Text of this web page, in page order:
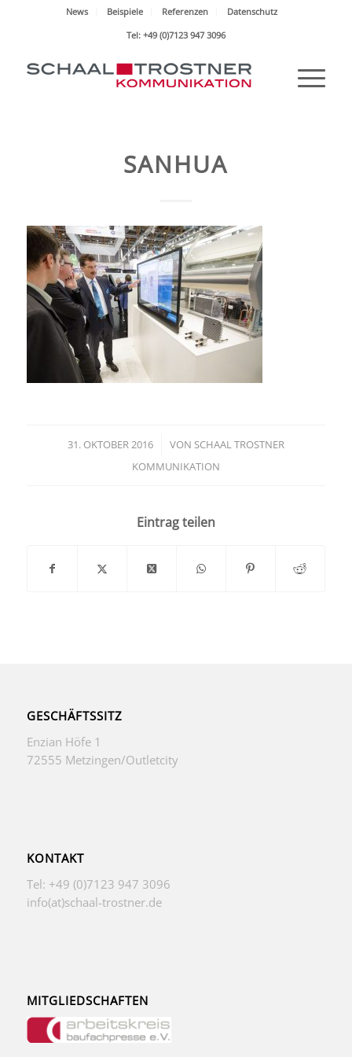
News Beispiele Referenzen
Datenschutz
Tel: +49 (0)7123 947 3096
SANHUA
31. OKTOBER 2016
/ VON SCHAAL TROSTNER
KOMMUNIKATION
Eintrag teilen
GESCHÄFTSSITZ
Enzian Höfe 1
72555 Metzingen/Outletcity
KONTAKT
Tel: +49 (0)7123 947 3096
info(at)schaal-trostner.de
MITGLIEDSCHAFTEN